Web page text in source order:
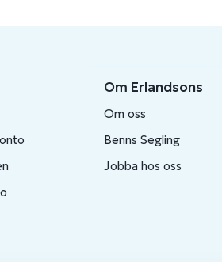
Om Erlandsons
Om oss
Benns Segling
Jobba hos oss